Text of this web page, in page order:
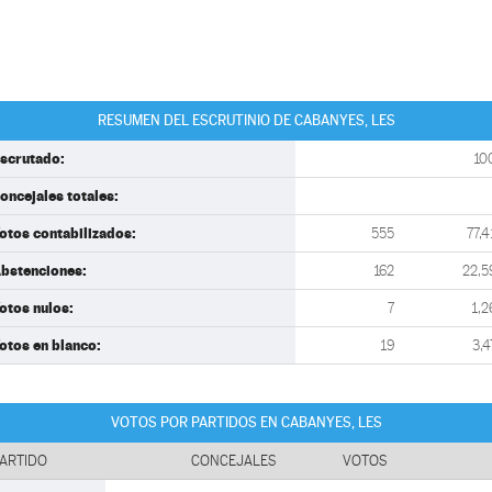
RESUMEN DEL ESCRUTINIO DE CABANYES, LES
totales:
contabilizados: 555
162
nulos: 7
en blanco: 19
VOTOS POR PARTIDOS EN CABANYES, LES
CONCEJALES VOTOS